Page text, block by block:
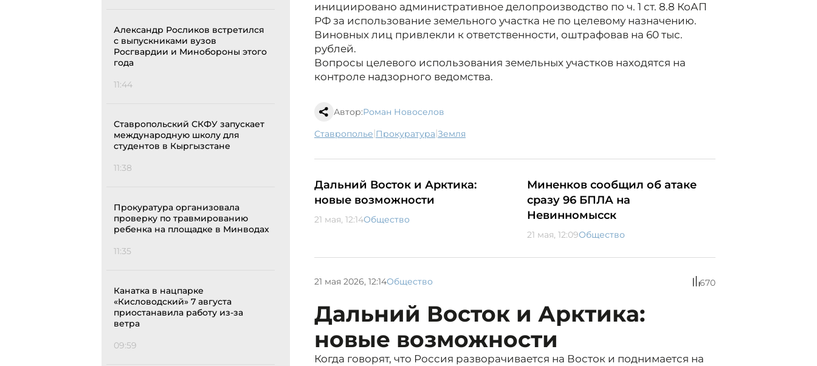
Александр Росликов встретился
с выпускниками вузов
Росгвардии и Минобороны этого
года
11:44
Ставропольский СКФУ запускает
международную школу для
студентов в Кыргызстане
11:38
Прокуратура организовала
проверку по травмированию
ребенка на площадке в Минводах
11:35
Канатка в нацпарке
«Кисловодский» 7 августа
приостанавила работу из-за
ветра
09:59
инициировано административное делопроизводство по ч. 1 ст. 8.8 КоАП
РФ за использование земельного участка не по целевому назначению.
Виновных лиц привлекли к ответственности, оштрафовав на 60 тыс.
рублей.
Вопросы целевого использования земельных участков находятся на
контроле надзорного ведомства.
Автор:Роман Новоселов
Ставрополье| прокуратура| земля
Дальний Восток и Арктика:
новые возможности
21 мая, 12:14Общество
Миненков сообщил об атаке
сразу 96 БПЛА на
Невинномысск
21 мая, 12:09Общество
21 мая 2026, 12:14Общество 670
Дальний Восток и Арктика:
новые возможности
Когда говорят, что Россия разворачивается на Восток и поднимается на